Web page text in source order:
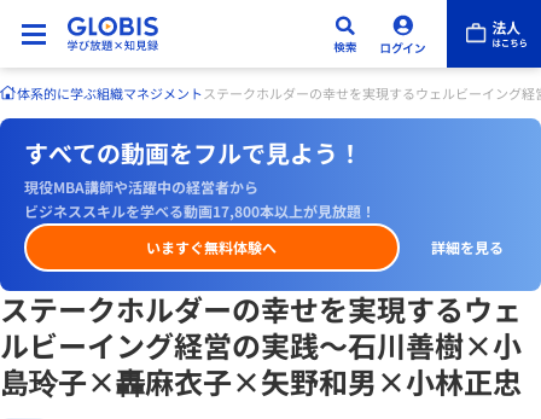
体系的に学ぶ組織マネジメントステークホルダーの幸せを実現するウェルビーイン
すべての動画をフルで見よう！
現役MBA講師や活躍中の経営者から
ビジネススキルを学べる動画17,800本以上が見放題！
いますぐ無料体験へ
詳細を見る
ステークホルダーの幸せを実現するウェ
ルビーイング経営の実践～石川善樹×小
島玲子×轟麻衣子×矢野和男×小林正忠